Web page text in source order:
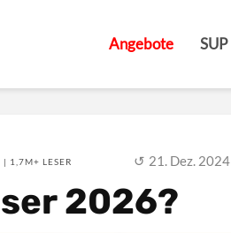
Angebote SUP
1,7M+ LESER 21. Dez. 2024
2026?